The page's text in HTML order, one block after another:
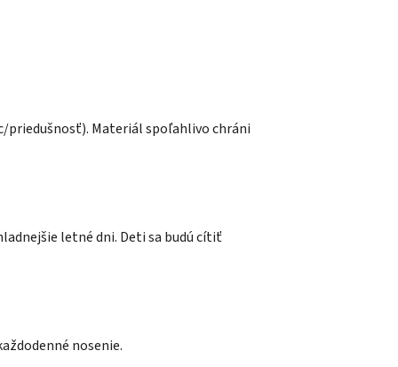
priedušnosť). Materiál spoľahlivo chráni
letné dni. Deti sa budú cítiť
nosenie.